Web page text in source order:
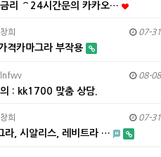
금리 ⌒24시간문의 카카오…
희 07-31
격카마그라 부작용
08-08
: kk1700 맞춤 상담.
희 07-31
라, 시알리스, 레비트라 …